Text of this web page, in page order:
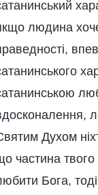
людина
Духом
частина
Бога,